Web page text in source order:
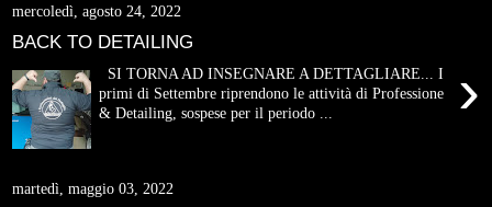
mercoledì, agosto 24, 2022
BACK TO DETAILING
›
SI TORNA AD INSEGNARE A DETTAGLIARE... I
primi di Settembre riprendono le attività di Professione
& Detailing, sospese per il periodo ...
martedì, maggio 03, 2022